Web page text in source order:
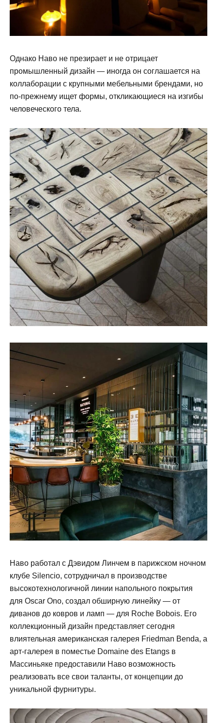
Однако Наво не презирает и не отрицает
промышленный дизайн — иногда он соглашается на
коллаборации с крупными мебельными брендами, но
по-прежнему ищет формы, откликающиеся на изгибы
человеческого тела.
Наво работал с Дэвидом Линчем в парижском ночном
клубе Silencio, сотрудничал в производстве
высокотехнологичной линии напольного покрытия
для Oscar Ono, создал обширную линейку — от
диванов до ковров и ламп — для Roche Bobois. Его
коллекционный дизайн представляет сегодня
влиятельная американская галерея Friedman Benda, а
арт-галерея в поместье Domaine des Etangs в
Массиньяке предоставили Наво возможность
реализовать все свои таланты, от концепции до
уникальной фурнитуры.